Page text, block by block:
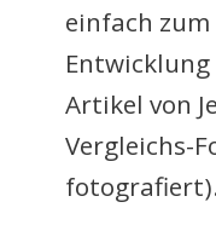
einfach
Artikel von
Vergleichs-